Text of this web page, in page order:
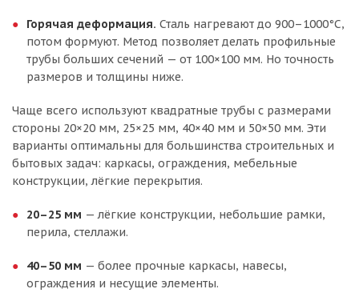
Горячая деформация. Сталь нагревают до 900–1000°C,
потом формуют. Метод позволяет делать профильные
трубы больших сечений — от 100×100 мм. Но точность
размеров и толщины ниже.
Чаще всего используют квадратные трубы с размерами
стороны 20×20 мм, 25×25 мм, 40×40 мм и 50×50 мм. Эти
варианты оптимальны для большинства строительных и
бытовых задач: каркасы, ограждения, мебельные
конструкции, лёгкие перекрытия.
20–25 мм — лёгкие конструкции, небольшие рамки,
перила, стеллажи.
40–50 мм — более прочные каркасы, навесы,
ограждения и несущие элементы.